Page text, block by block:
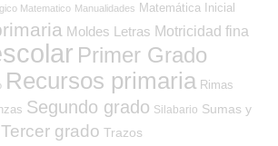
Matematico Manualidades Matemática Inicial
Moldes Letras Motricidad fina
Primer Grado
Recursos primaria Rimas
Segundo grado Silabario Sumas y
Tercer grado Trazos